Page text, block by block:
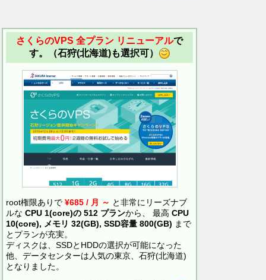
さくらのVPS 全プラン リニューアルで
す。（石狩(北海道)も選択可）
root権限ありで ¥685 / 月 ～ と非常にリーズナブ
ルな CPU 1(core)の 512 プランから、 最高 CPU
10(core), メモリ 32(GB), SSD容量 800(GB) まで
とプランが充実。
ディスクは、SSDとHDDの選択が可能になった
他、データセンターは人気の東京、石狩(北海道)
となりました。